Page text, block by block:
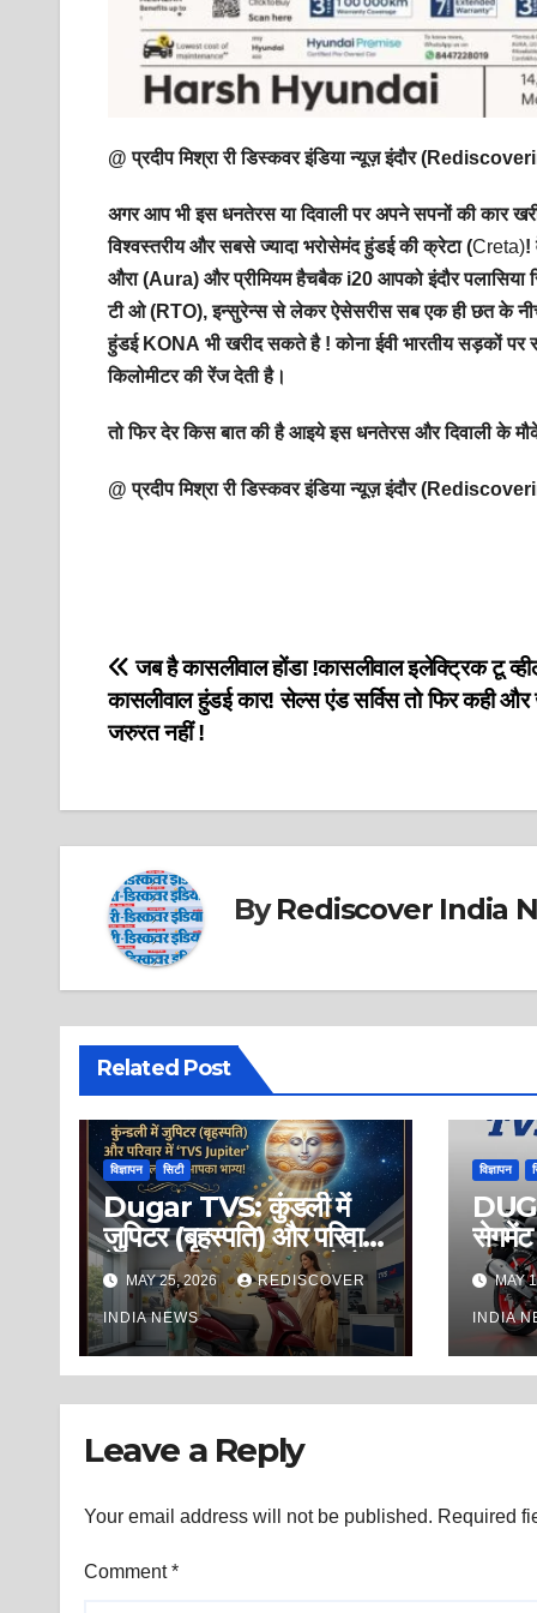
@ प्रदीप मिश्रा री डिस्कवर इंडिया न्यूज़ इंदौर
अगर आप भी इस धनतेरस या दिवाली पर अपने सपनों की कार
विश्वस्तरीय और सबसे ज्यादा भरोसेमंदहुंडई की क्रेटा (Creta)!
औरा (Aura) और प्रीमियम हैचबैक i20 आपको इंदौर
टी ओ (RTO), इन्सुरेन्स से लेकर ऐसेसरीस सब एक ही छत के
हुंडई KONA भी खरीद सकते है ! कोना ईवी भारतीय सड़कों
किलोमीटर की रेंज देती है।
तो फिर देर किस बात की है आइये इस धनतेरस और दिवाली के
@ प्रदीप मिश्रा री डिस्कवर इंडिया न्यूज़ इंदौर
Post
navigation
जब है कासलीवाल होंडा !कासलीवाल इलेक्ट्रिक टू
कासलीवाल हुंडई कार! सेल्स एंड सर्विस तो फिर कही और
जरुरत नहीं !
ByRediscover India
Related Post
विज्ञापन सिटी
Dugar TVS: कुंडली में
जुपिटर (बृहस्पति) और परिवार
में “TVS Jupiter” दोनों
बदल देते हैं आपका भाग्य!
MAY 25, 2026 REDISCOVER
INDIA NEWS
विज्ञापन
सेगमेंट
के साथ
और
MAY
INDIA
Leave a Reply
Your email address will not be published. Required
Comment*